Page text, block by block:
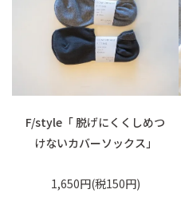
F/style「 脱げにくくしめつ
けないカバーソックス」
1,650円(税150円)